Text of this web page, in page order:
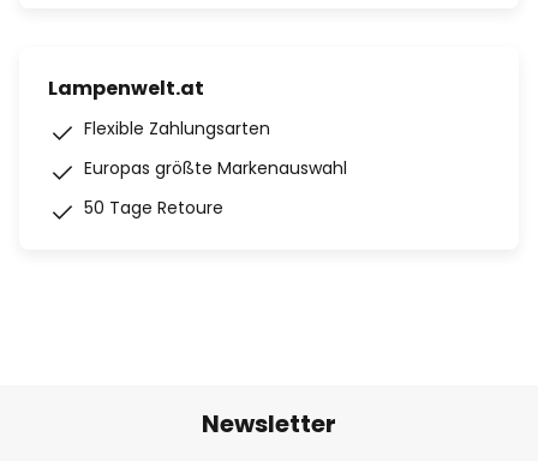
Lampenwelt.at
Flexible Zahlungsarten
Europas größte Markenauswahl
50 Tage Retoure
Newsletter